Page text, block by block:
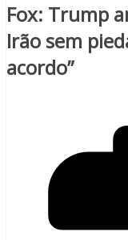
Fox: Trump
Irão sem
acordo”